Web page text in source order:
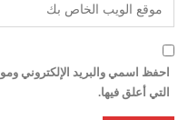
احفظ اسمي والبريد الإلكتروني
التي أعلق فيها.